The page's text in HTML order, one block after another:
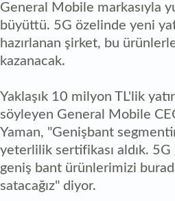
General Mobile markasıyla
büyüttü. 5G özelinde yeni
hazırlanan şirket, bu
kazanacak.
Yaklaşık 10 milyon TL'lik
söyleyen General Mobile
Yaman, "Genişbant
yeterlilik sertifikası aldık.
geniş bant ürünlerimizi
satacağız" diyor.